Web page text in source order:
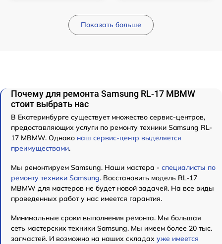
Показать больше
Почему для ремонта Samsung RL-17 MBMW
стоит выбрать нас
В Екатеринбурге существует множество сервис-центров,
предоставляющих услуги по ремонту техники Samsung RL-
17 MBMW. Однако наш сервис-центр выделяется
преимуществами.
Мы ремонтируем Samsung. Наши мастера - специалисты по
ремонту техники Samsung. Восстановить модель RL-17
MBMW для мастеров не будет новой задачей. На все виды
проведенных работ у нас имеется гарантия.
Минимальные сроки выполнения ремонта. Мы большая
сеть мастерских техники Samsung. Мы имеем более 20 тыс.
запчастей. И возможно на наших складах уже имеется